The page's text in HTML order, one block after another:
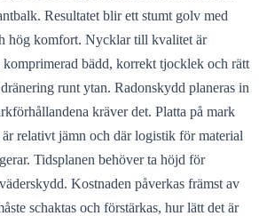
Resultatet blir ett stumt golv med
hög komfort. Nycklar till kvalitet är
bädd, korrekt tjocklek och rätt
runt ytan. Radonskydd planeras in
kräver det. Platta på mark
relativt jämn och där logistik för material
Tidsplanen behöver ta höjd för
Kostnaden påverkas främst av
schaktas och förstärkas, hur lätt det är